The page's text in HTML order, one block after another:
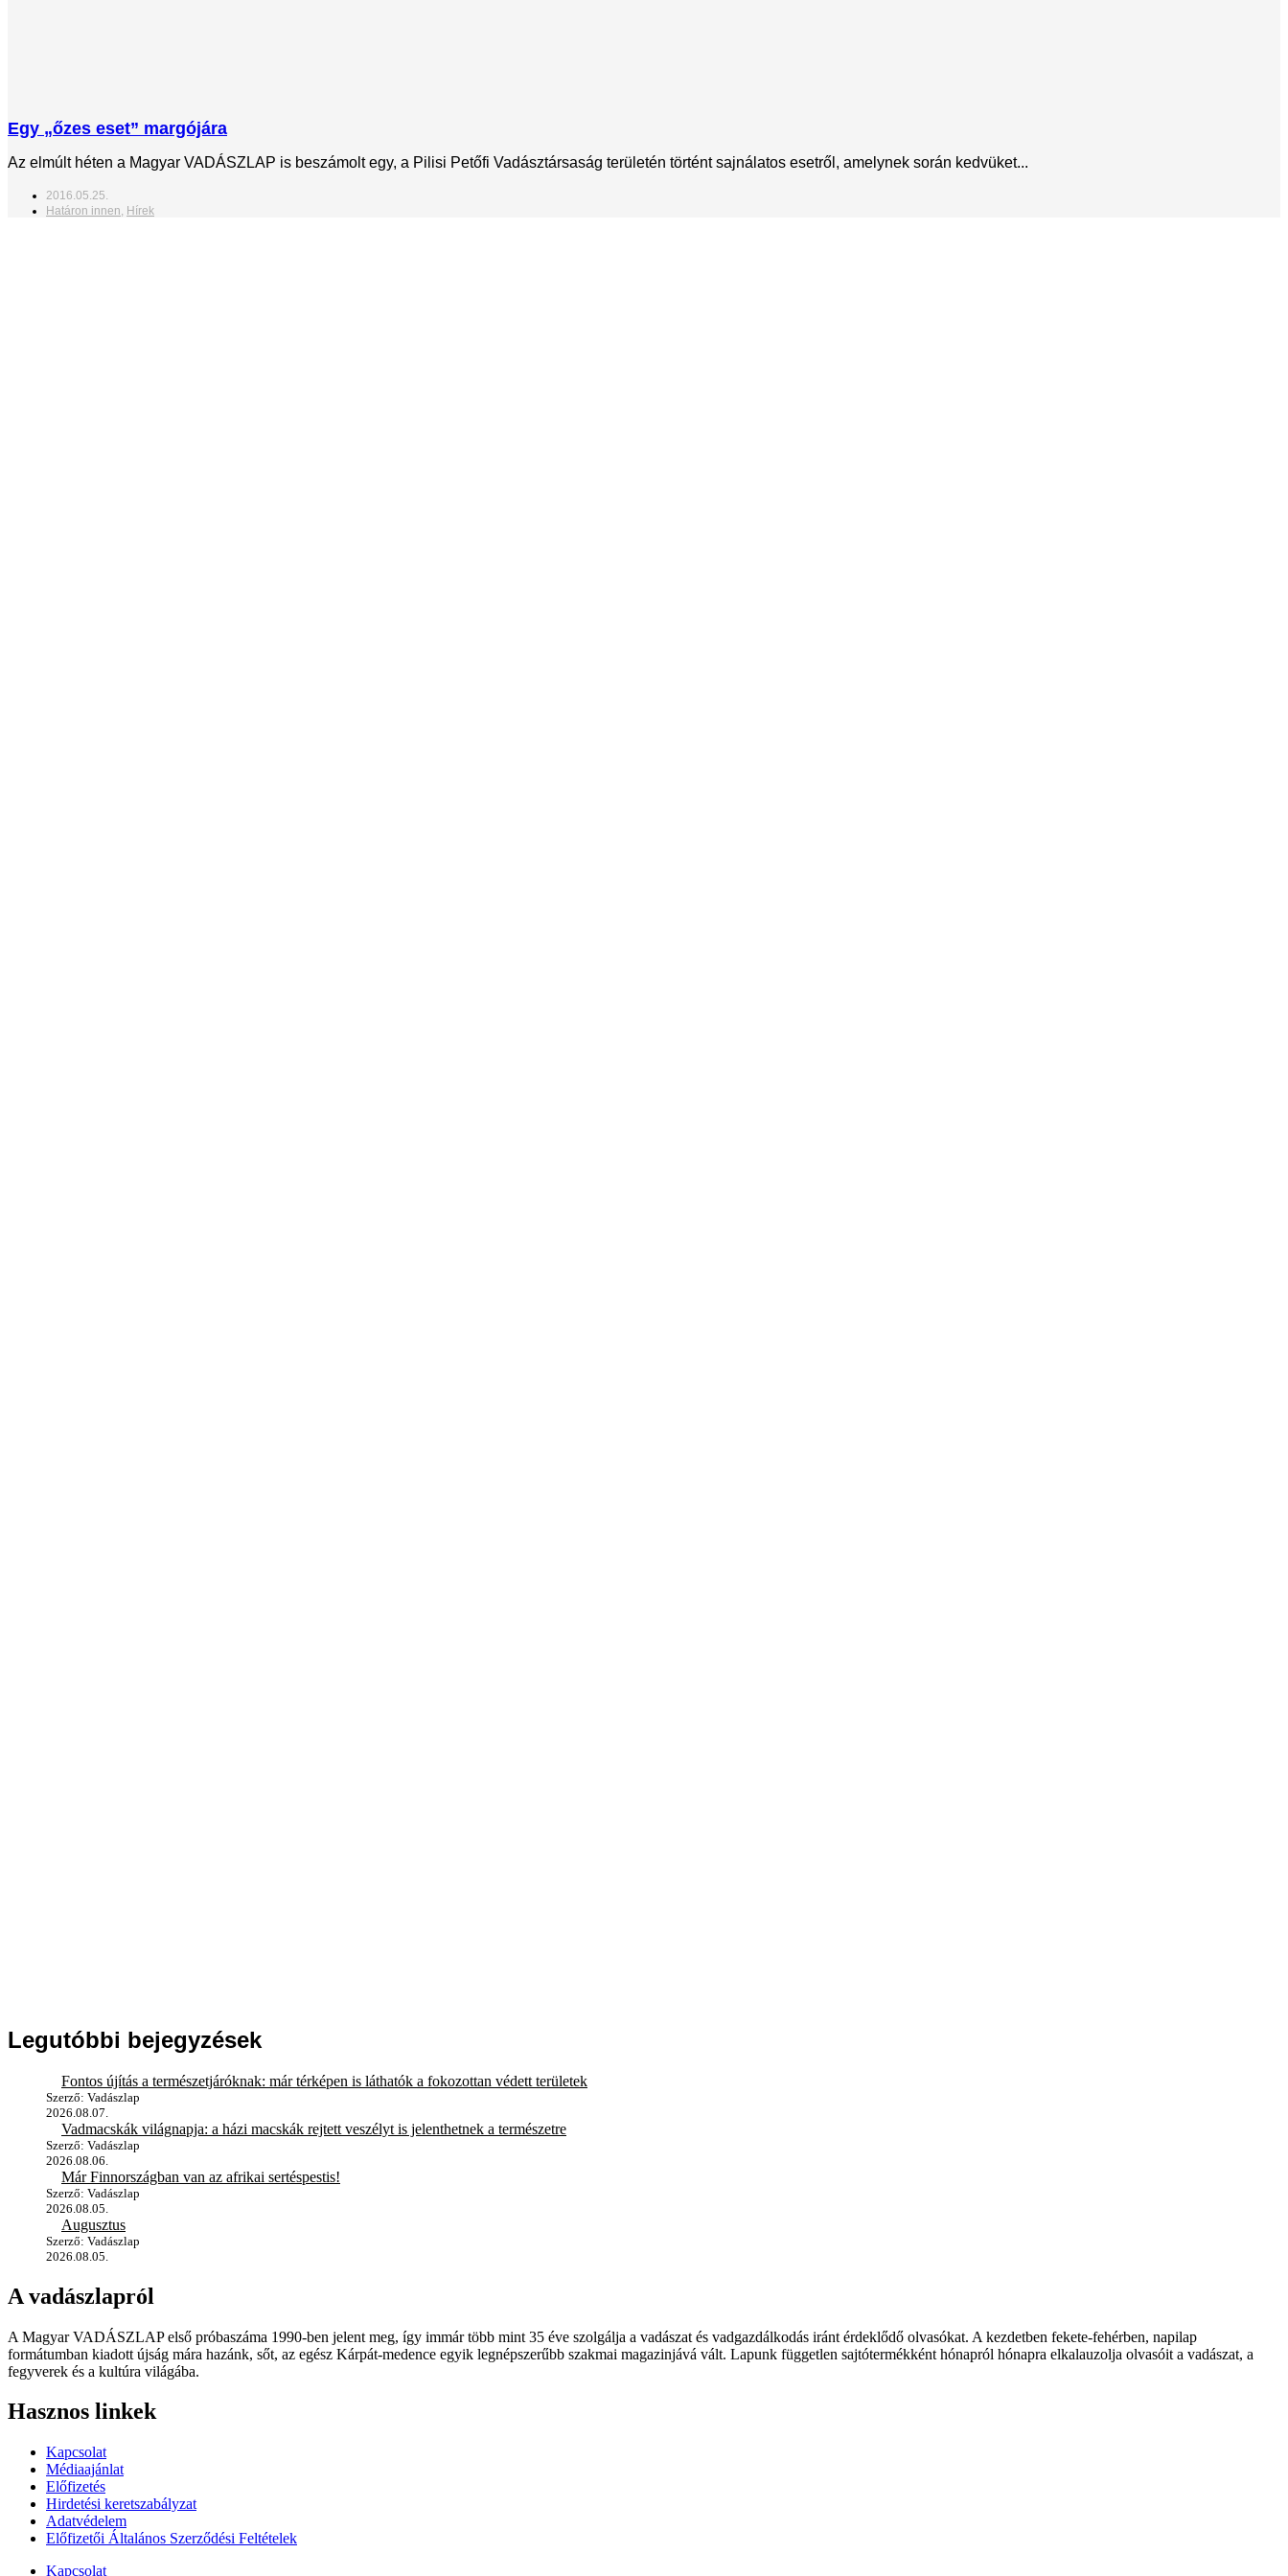
Egy „őzes eset” margójára
Az elmúlt héten a Magyar VADÁSZLAP is beszámolt egy, a Pilisi Petőfi Vadásztársaság területén történt sajnálatos esetről, amelynek során kedvüket...
2016.05.25.
Határon innen, Hírek
Legutóbbi bejegyzések
Fontos újítás a természetjáróknak: már térképen is láthatók a fokozottan védett területek
Szerző: Vadászlap
2026.08.07.
Vadmacskák világnapja: a házi macskák rejtett veszélyt is jelenthetnek a természetre
Szerző: Vadászlap
2026.08.06.
Már Finnországban van az afrikai sertéspestis!
Szerző: Vadászlap
2026.08.05.
Augusztus
Szerző: Vadászlap
2026.08.05.
A vadászlapról
A Magyar VADÁSZLAP első próbaszáma 1990-ben jelent meg, így immár több mint 35 éve szolgálja a vadászat és vadgazdálkodás iránt érdeklődő olvasókat. A kezdetben fekete-fehérben, napilap
formátumban kiadott újság mára hazánk, sőt, az egész Kárpát-medence egyik legnépszerűbb szakmai magazinjává vált. Lapunk független sajtótermékként hónapról hónapra elkalauzolja olvasóit a vadászat, a
fegyverek és a kultúra világába.
Hasznos linkek
Kapcsolat
Médiaajánlat
Előfizetés
Hirdetési keretszabályzat
Adatvédelem
Előfizetői Általános Szerződési Feltételek
Kapcsolat